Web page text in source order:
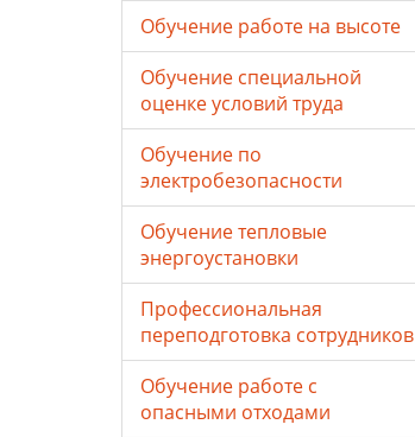
Обучение работе на высоте
Обучение специальной
оценке условий труда
Обучение по
электробезопасности
Обучение тепловые
энергоустановки
Профессиональная
переподготовка сотрудников
Обучение работе с
опасными отходами